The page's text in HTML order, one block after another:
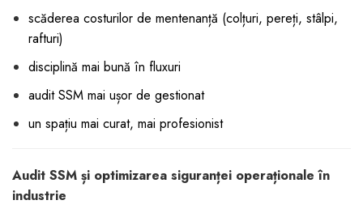
scăderea costurilor de mentenanță (colțuri, pereți, stâlpi,
rafturi)
disciplină mai bună în fluxuri
audit SSM mai ușor de gestionat
un spațiu mai curat, mai profesionist
Audit SSM și optimizarea siguranței operaționale în
industrie